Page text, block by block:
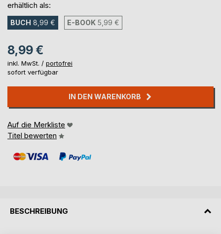
erhältlich als:
BUCH 8,99 € E-BOOK 5,99 €
8,99 €
inkl. MwSt. / portofrei
sofort verfügbar
IN DEN WARENKORB
Auf die Merkliste
Titel bewerten
BESCHREIBUNG